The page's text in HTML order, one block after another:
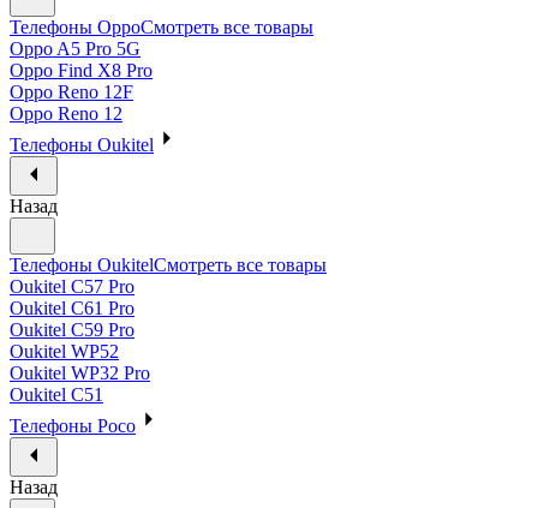
Телефоны OppoСмотреть все товары
Oppo A5 Pro 5G
Oppo Find X8 Pro
Oppo Reno 12F
Oppo Reno 12
Телефоны Oukitel
Назад
Телефоны OukitelСмотреть все товары
Oukitel C57 Pro
Oukitel C61 Pro
Oukitel C59 Pro
Oukitel WP52
Oukitel WP32 Pro
Oukitel C51
Телефоны Poco
Назад